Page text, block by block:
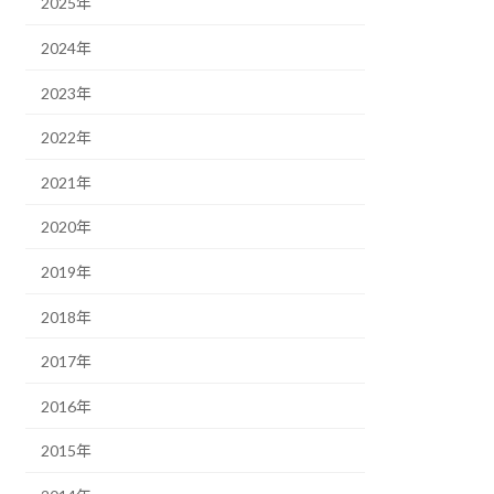
2024年
2023年
2022年
2021年
2020年
2019年
2018年
2017年
2016年
2015年